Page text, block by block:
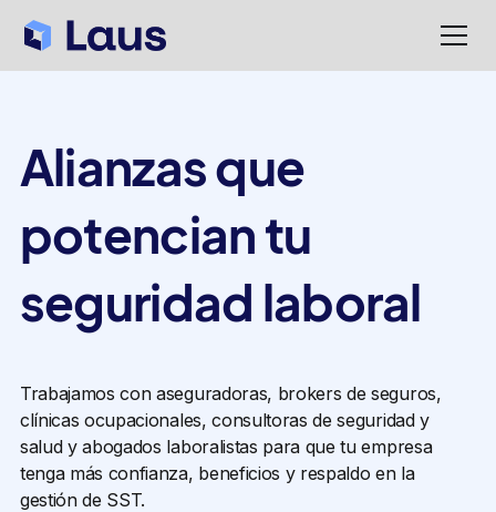
Alianzas que
potencian tu
seguridad laboral
Trabajamos con aseguradoras, brokers de seguros,
clínicas ocupacionales, consultoras de seguridad y
salud y abogados laboralistas para que tu empresa
tenga más confianza, beneficios y respaldo en la
gestión de SST.